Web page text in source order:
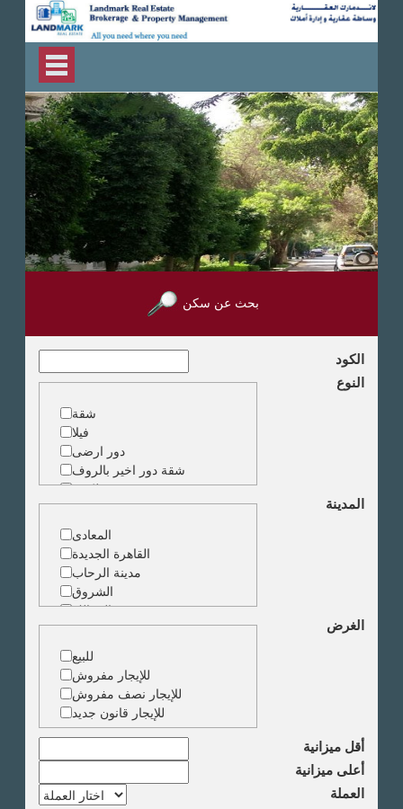
بحث عن سكن
الكود
النوع
شقة
فيلا
دور ارضى
شقة دور اخير بالروف
شقة دوبلكس
شقة حجرة واحدة
ارض
مبنى
المدينة
المعادى
القاهرة الجديدة
مدينة الرحاب
الشروق
الزمالك
جاردن سيتى
دقى
المهندسين
الجيزة
العجوزة
وسط البلد
مصر الجديدة
مدينة نصر
السادس من اكتوبر
الشيخ زايد
الغرض
للبيع
للإيجار مفروش
للإيجار نصف مفروش
للإيجار قانون جديد
أقل ميزانية
أعلى ميزانية
العملة